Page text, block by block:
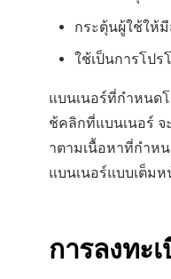
กระตุ้นผู้ใช้ให้
ใช้เป็นการโป
แบนเนอร์ที่กำหนด
ช้คลิกที่แบนเนอร์
าตามเนื้อหาที่กำห
แบนเนอร์แบบเต็มห
การลงทะ